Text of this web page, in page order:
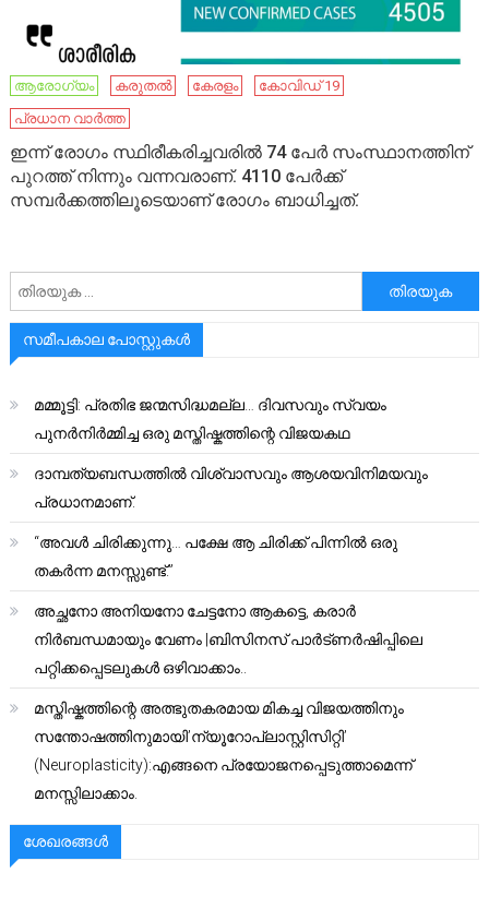
ആരോഗ്യം കരുതൽ കേരളം
കോവിഡ് 19
പ്രധാന വാർത്ത
ഇന്ന് രോഗം സ്ഥിരീകരിച്ചവരില്‍ 74 പേര്‍ സംസ്ഥാനത്തിന്
പുറത്ത് നിന്നും വന്നവരാണ്. 4110 പേര്‍ക്ക്
സമ്പര്‍ക്കത്തിലൂടെയാണ് രോഗം ബാധിച്ചത്.
അനേഷിക്കുക
സമീപകാല പോസ്റ്റുകൾ
മമ്മൂട്ടി: പ്രതിഭ ജന്മസിദ്ധമല്ല… ദിവസവും സ്വയം
പുനർനിർമ്മിച്ച ഒരു മസ്തിഷ്കത്തിന്റെ വിജയകഥ
ദാമ്പത്യബന്ധത്തിൽ വിശ്വാസവും ആശയവിനിമയവും
പ്രധാനമാണ്.
“അവൾ ചിരിക്കുന്നു… പക്ഷേ ആ ചിരിക്ക് പിന്നിൽ ഒരു
തകർന്ന മനസ്സുണ്ട്.”
അച്ഛനോ അനിയനോ ചേട്ടനോ ആകട്ടെ, കരാർ
നിർബന്ധമായും വേണം |ബിസിനസ് പാർട്ണർഷിപ്പിലെ
പറ്റിക്കപ്പെടലുകൾ ഒഴിവാക്കാം..
മസ്തിഷ്കത്തിന്റെ അത്ഭുതകരമായ മികച്ച വിജയത്തിനും
സന്തോഷത്തിനുമായി’ന്യൂറോപ്ലാസ്റ്റിസിറ്റി’
(Neuroplasticity):എങ്ങനെ പ്രയോജനപ്പെടുത്താമെന്ന്
മനസ്സിലാക്കാം.
ശേഖരങ്ങൾ